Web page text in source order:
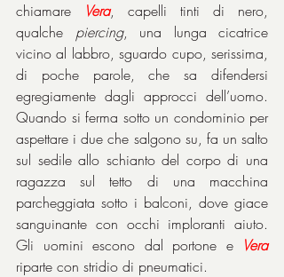
chiamare
Vera, capelli tinti di nero,
qualche piercing, una lunga cicatrice
vicino al labbro, sguardo cupo, serissima,
di poche parole, che sa difendersi
egregiamente dagli approcci dell’uomo.
Quando si ferma sotto un condominio per
aspettare i due che salgono su, fa un salto
sul sedile allo schianto del corpo di una
ragazza sul tetto di una macchina
parcheggiata sotto i balconi, dove giace
sanguinante con occhi imploranti aiuto.
Gli uomini escono dal portone e Vera
riparte con stridio di pneumatici.